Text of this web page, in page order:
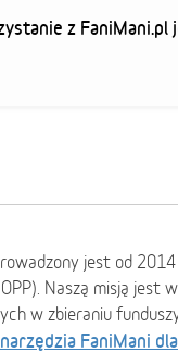
z FaniMani.pl
jest od
Naszą misją jest
w zbieraniu
FaniMani dla